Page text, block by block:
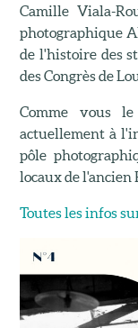
Camille Viala-
photographique
de l'histoire des
des Congrès de
Comme vous
actuellement à
pôle
locaux de l'ancien
Toutes les infos